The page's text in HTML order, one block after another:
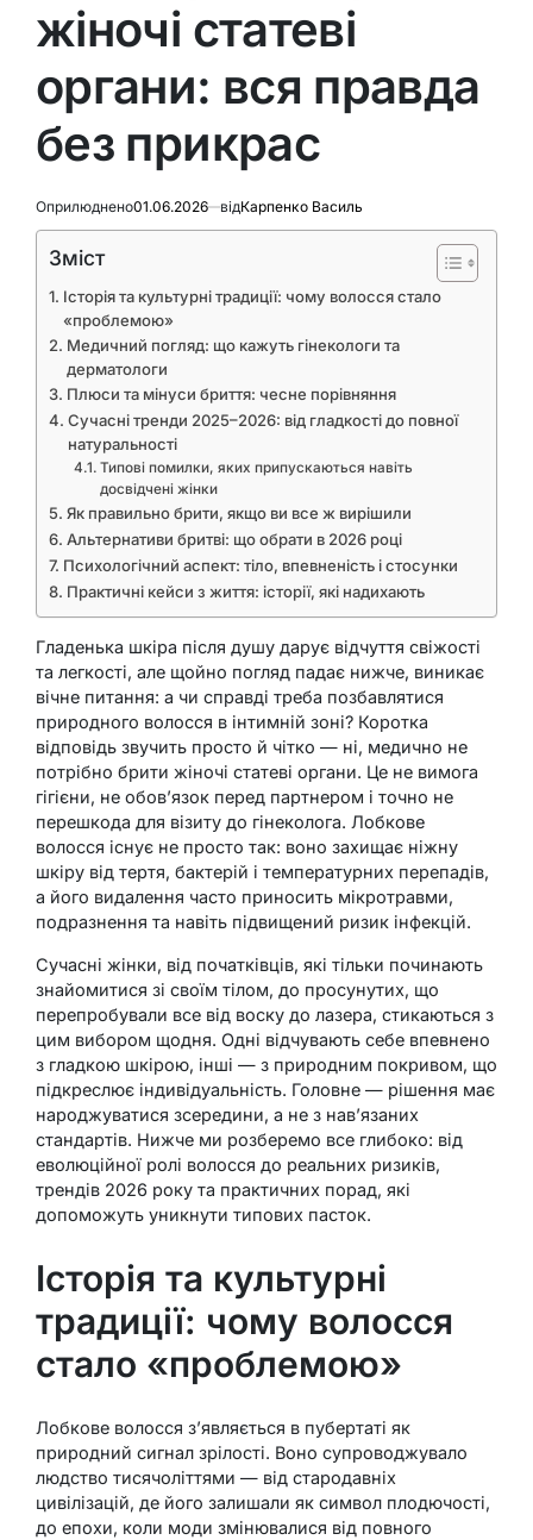
жіночі статеві
органи: вся правда
без прикрас
Оприлюднено01.06.2026 відКарпенко Василь
Зміст
Історія та культурні традиції: чому волосся стало
«проблемою»
Медичний погляд: що кажуть гінекологи та
дерматологи
Плюси та мінуси бриття: чесне порівняння
Сучасні тренди 2025–2026: від гладкості до повної
натуральності
Типові помилки, яких припускаються навіть
досвідчені жінки
Як правильно брити, якщо ви все ж вирішили
Альтернативи бритві: що обрати в 2026 році
Психологічний аспект: тіло, впевненість і стосунки
Практичні кейси з життя: історії, які надихають
Гладенька шкіра після душу дарує відчуття свіжості
та легкості, але щойно погляд падає нижче, виникає
вічне питання: а чи справді треба позбавлятися
природного волосся в інтимній зоні? Коротка
відповідь звучить просто й чітко — ні, медично не
потрібно брити жіночі статеві органи. Це не вимога
гігієни, не обов’язок перед партнером і точно не
перешкода для візиту до гінеколога. Лобкове
волосся існує не просто так: воно захищає ніжну
шкіру від тертя, бактерій і температурних перепадів,
а його видалення часто приносить мікротравми,
подразнення та навіть підвищений ризик інфекцій.
Сучасні жінки, від початківців, які тільки починають
знайомитися зі своїм тілом, до просунутих, що
перепробували все від воску до лазера, стикаються з
цим вибором щодня. Одні відчувають себе впевнено
з гладкою шкірою, інші — з природним покривом, що
підкреслює індивідуальність. Головне — рішення має
народжуватися зсередини, а не з нав’язаних
стандартів. Нижче ми розберемо все глибоко: від
еволюційної ролі волосся до реальних ризиків,
трендів 2026 року та практичних порад, які
допоможуть уникнути типових пасток.
Історія та культурні
традиції: чому волосся
стало «проблемою»
Лобкове волосся з’являється в пубертаті як
природний сигнал зрілості. Воно супроводжувало
людство тисячоліттями — від стародавніх
цивілізацій, де його залишали як символ плодючості,
до епохи, коли моди змінювалися від повного